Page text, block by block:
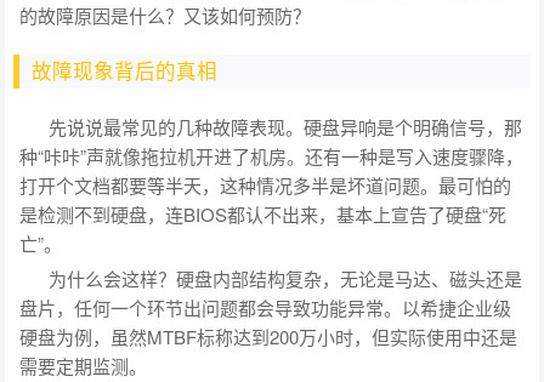
的故障原因是什么？又该如何预防？
故障现象背后的真相
先说说最常见的几种故障表现。硬盘异响是个明确信号，那
种“咔咔”声就像拖拉机开进了机房。还有一种是写入速度骤降，
打开个文档都要等半天，这种情况多半是坏道问题。最可怕的
是检测不到硬盘，连BIOS都认不出来，基本上宣告了硬盘“死
亡”。
为什么会这样？硬盘内部结构复杂，无论是马达、磁头还是
盘片，任何一个环节出问题都会导致功能异常。以希捷企业级
硬盘为例，虽然MTBF标称达到200万小时，但实际使用中还是
需要定期监测。